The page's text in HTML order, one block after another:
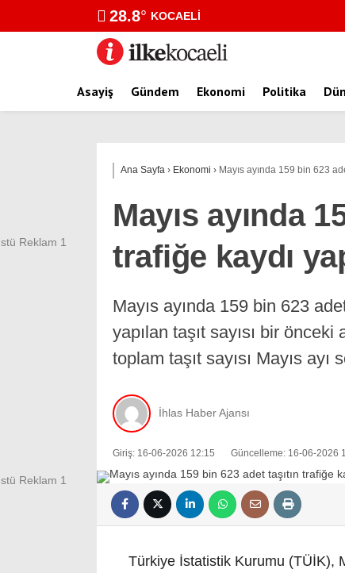
28.8° KOCAELI
Asayiş Gündem Ekonomi Politika
Ana Sayfa › Ekonomi › Mayıs ayında 159 bin 623
Mayıs ayında
trafiğe kaydı
Mayıs ayında 159 bin 623
yapılan taşıt sayısı bir
toplam taşıt sayısı Mayıs
İhlas Haber Ajansı
Giriş: 16-06-2026 12:15 Güncelleme: 16-06-2026
Türkiye İstatistik Kurumu (TÜİK),